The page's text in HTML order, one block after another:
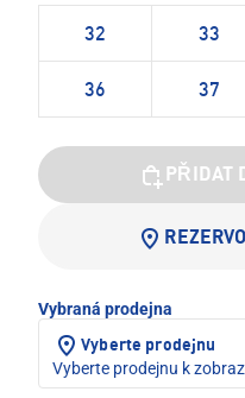
32 33
36 37
PŘIDAT
Vybraná prodejna
Vyberte prodejnu
Vyberte prodejnu k